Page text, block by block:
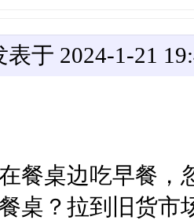
于 2024-1-21
餐桌边吃早餐，
桌？拉到旧货市